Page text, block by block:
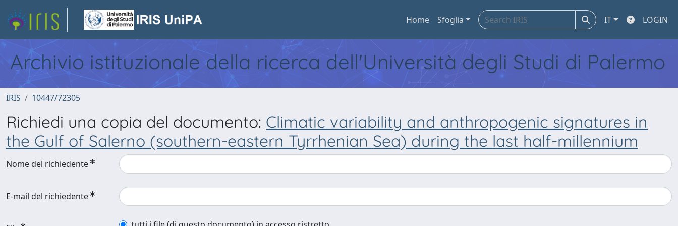
Home Sfoglia IT LOGIN
Archivio istituzionale della ricerca dell'Università degli Studi di Palermo
IRIS 10447/72305
Richiedi una copia del documento: Climatic variability and anthropogenic signatures in
the Gulf of Salerno (southern-eastern Tyrrhenian Sea) during the last half-millennium
Nome del richiedente
E-mail del richiedente